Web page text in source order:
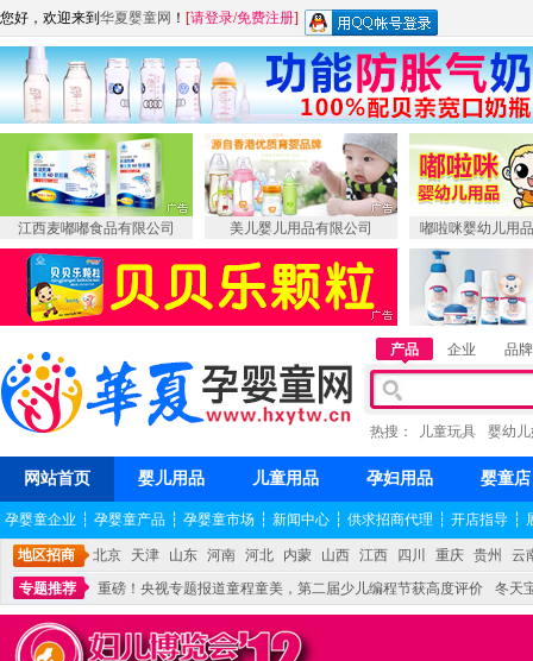
您好，欢迎来到 华夏婴童网 ！ [请登录/免费注册]
江西麦嘟嘟食品有限公司 美儿婴儿用品有限公司 嘟啦咪婴幼儿用
产品 企业 品牌
热搜： 儿童玩具 婴幼
网站首页 婴儿用品 儿童用品 孕妇用品 婴童店
孕婴童企业 ┆ 孕婴童产品 ┆ 孕婴童市场 ┆ 新闻中心 ┆ 供求招商代理 ┆ 开店指导 ┆
地区招商 北京 天津 山东 河南 河北 内蒙 山西 江西 四川 重庆 贵州
云
专题推荐
重磅！央视专题报道童程童美，第二届少儿编程节获高度评价
冬天
不能再单纯地销售产品,而要向增强服务转型,毕竟母婴产品比较特殊。”
妇幼广场